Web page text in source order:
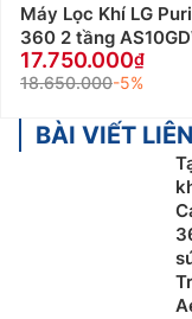
Máy Lọc Khí LG
360 2 tầng
17.750.000
18.650.000-5%
BÀI VIẾT